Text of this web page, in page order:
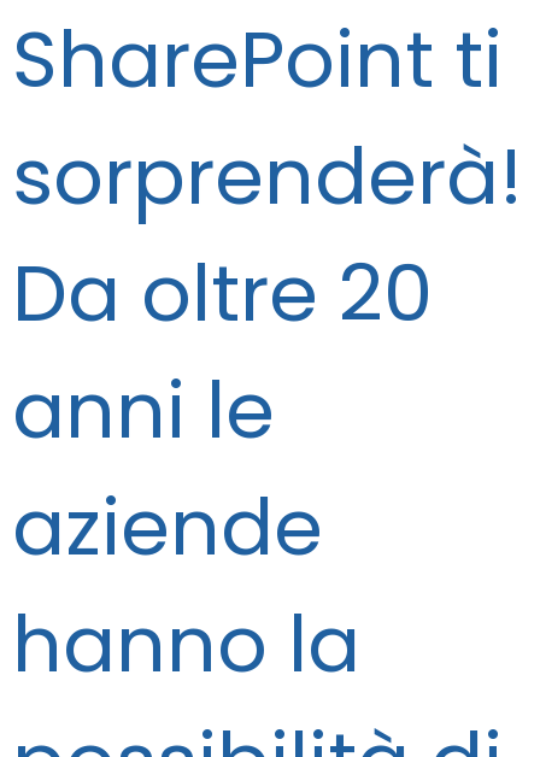
SharePoint ti
sorprenderà!
Da oltre 20
anni le
aziende
hanno la